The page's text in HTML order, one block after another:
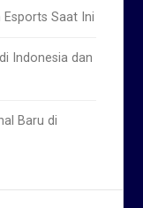
Esports Saat Ini
Indonesia dan
Baru di